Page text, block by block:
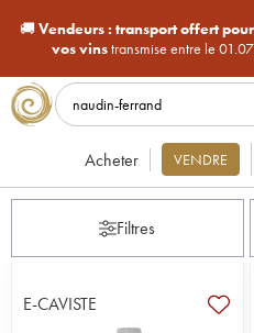
🚚Vendeurs : transport offert
vos vinstransmise entre le
Acheter VENDRE
Filtres
E-CAVISTE